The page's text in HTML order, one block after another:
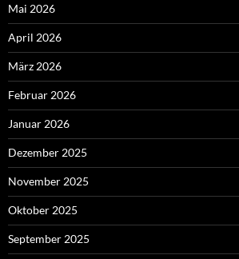
Mai 2026
April 2026
März 2026
Februar 2026
Januar 2026
Dezember 2025
November 2025
Oktober 2025
September 2025